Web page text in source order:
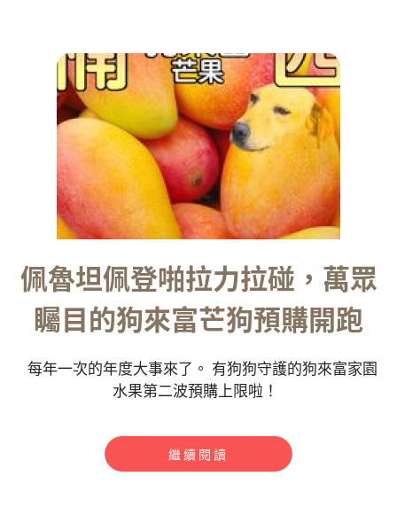
佩魯坦佩登啪拉力拉碰，萬眾
矚目的狗來富芒狗預購開跑
每年一次的年度大事來了。 有狗狗守護的狗來富家園
水果第二波預購上限啦！
繼續閱讀